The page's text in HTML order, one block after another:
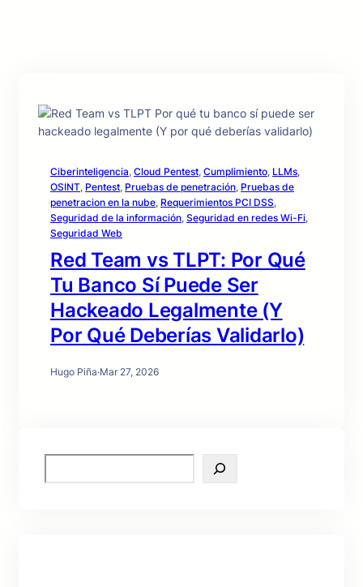
Ciberinteligencia, Cloud Pentest, Cumplimiento, LLMs
OSINT, Pentest, Pruebas de penetración, Pruebas de
penetracion en la nube, Requerimientos PCI DSS
Seguridad de la información, Seguridad en redes Wi-Fi
Seguridad Web
Red Team vs TLPT: Por Qué
Tu Banco Sí Puede Ser
Hackeado Legalmente (Y
Por Qué Deberías Validarlo)
Hugo Piña·Mar 27, 2026
e